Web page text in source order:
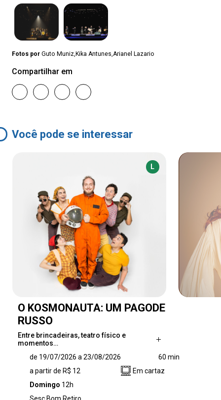
Fotos por Guto Muniz,Kika Antunes,Arianel Lazario
Compartilhar em
Você pode se interessar
L
O KOSMONAUTA: UM PAGODE
RUSSO
Entre brincadeiras, teatro físico e
momentos…
de ternura, o musical, com direção de
Fernanda Castello Branco, mistura ritmos
nordestinos e trilhas espaciais para dar o tom
de 19/07/2026 a 23/08/2026
60 min
a partir de R$ 12
Em cartaz
Domingo 12h